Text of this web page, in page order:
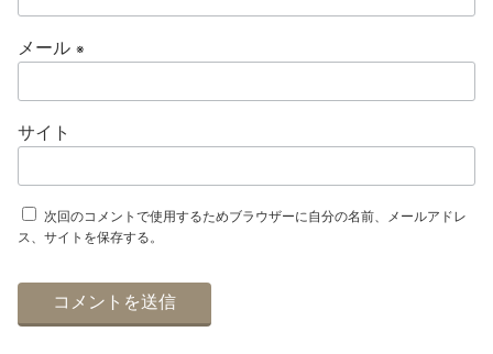
メール ※
サイト
次回のコメントで使用するためブラウザーに自分の名前、メールアドレ
ス、サイトを保存する。